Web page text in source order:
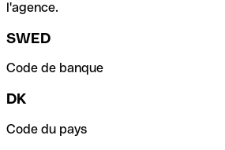
l'agence.
SWED
Code de banque
DK
Code du pays